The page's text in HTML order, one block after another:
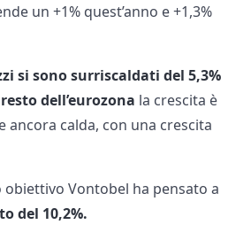
un +1% quest’anno e +1,3%
si sono surriscaldati del 5,3%
dell’eurozona la crescita è
ancora calda, con una crescita
obiettivo Vontobel ha pensato a
del 10,2%.